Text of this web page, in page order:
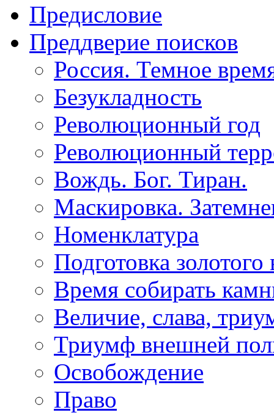
Предисловие
Преддверие поисков
Россия. Темное
Безукладность
Революционный год
Революционный
Вождь. Бог. Тиран.
Маскировка.
Номенклатура
Подготовка золотого
Время собирать
Величие, слава,
Триумф внешней
Освобождение
Право